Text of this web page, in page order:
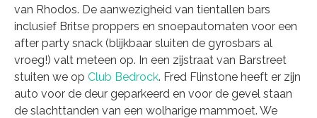
van Rhodos. De aanwezigheid van tientallen bars
inclusief Britse proppers en snoepautomaten voor een
after party snack (blijkbaar sluiten de gyrosbars al
vroeg!) valt meteen op. In een zijstraat van Barstreet
stuiten we op Club Bedrock. Fred Flinstone heeft er zijn
auto voor de deur geparkeerd en voor de gevel staan
de slachttanden van een wolharige mammoet. We